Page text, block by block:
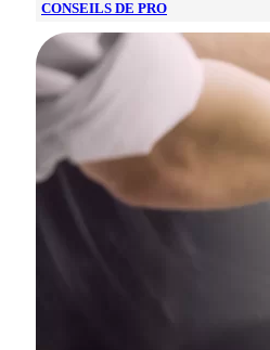
CONSEILS DE PRO